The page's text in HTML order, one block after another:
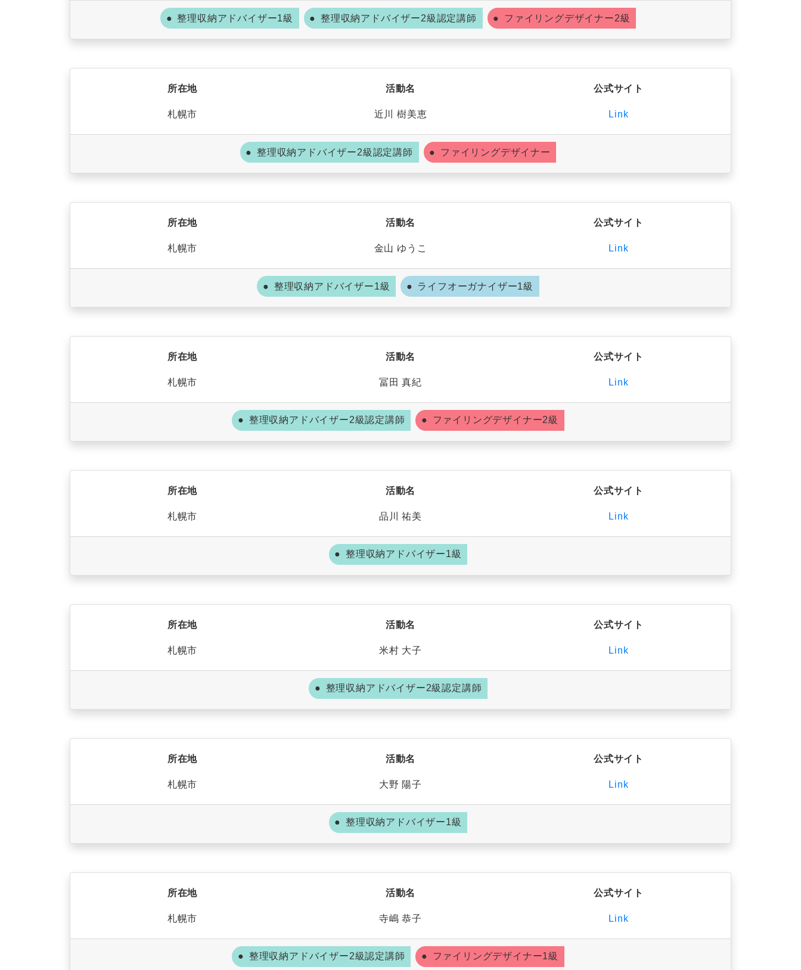
整理収納アドバイザー1級 整理収納アドバイザー2級認定講師 ファイリングデザイナー2級
所在地
札幌市
活動名
近川 樹美恵
公式サイト
Link
整理収納アドバイザー2級認定講師 ファイリングデザイナー
所在地
札幌市
活動名
金山 ゆうこ
公式サイト
Link
整理収納アドバイザー1級 ライフオーガナイザー1級
所在地
札幌市
活動名
冨田 真紀
公式サイト
Link
整理収納アドバイザー2級認定講師 ファイリングデザイナー2級
所在地
札幌市
活動名
品川 祐美
公式サイト
Link
整理収納アドバイザー1級
所在地
札幌市
活動名
米村 大子
公式サイト
Link
整理収納アドバイザー2級認定講師
所在地
札幌市
活動名
大野 陽子
公式サイト
Link
整理収納アドバイザー1級
所在地
札幌市
活動名
寺嶋 恭子
公式サイト
Link
整理収納アドバイザー2級認定講師 ファイリングデザイナー1級